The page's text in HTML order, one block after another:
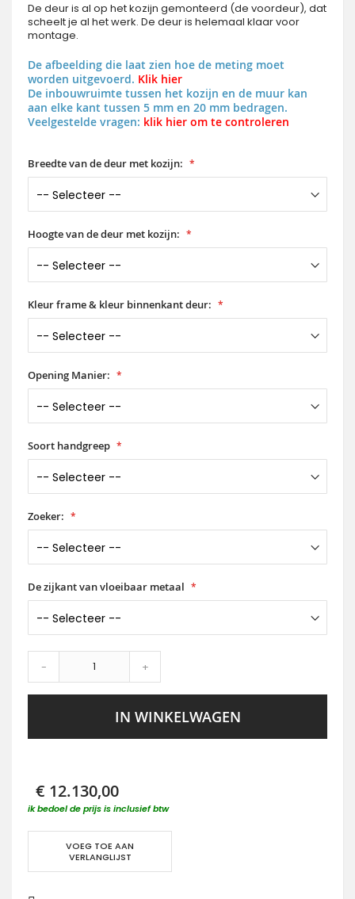
De deur is al op het kozijn gemonteerd (de voordeur), dat
scheelt je al het werk. De deur is helemaal klaar voor
montage.
De afbeelding die laat zien hoe de meting moet
worden uitgevoerd. Klik hier
De inbouwruimte tussen het kozijn en de muur kan
aan elke kant tussen 5 mm en 20 mm bedragen.
Veelgestelde vragen: klik hier om te controleren
Breedte van de deur met kozijn:
Hoogte van de deur met kozijn:
Kleur frame & kleur binnenkant deur:
Opening Manier:
Soort handgreep
Zoeker:
De zijkant van vloeibaar metaal
- +
IN WINKELWAGEN
€ 12.130,00
ik bedoel de prijs is inclusief btw
VOEG TOE AAN
VERLANGLIJST